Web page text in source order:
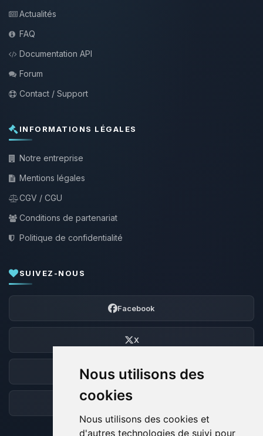
Nous utilisons des
cookies
Nous utilisons des cookies et
d'autres technologies de suivi pour
Actualités
FAQ
Documentation API
Forum
Contact / Support
INFORMATIONS LÉGALES
Notre entreprise
Mentions légales
CGV / CGU
Conditions de partenariat
Politique de confidentialité
SUIVEZ-NOUS
Facebook
X
Discord
Forum